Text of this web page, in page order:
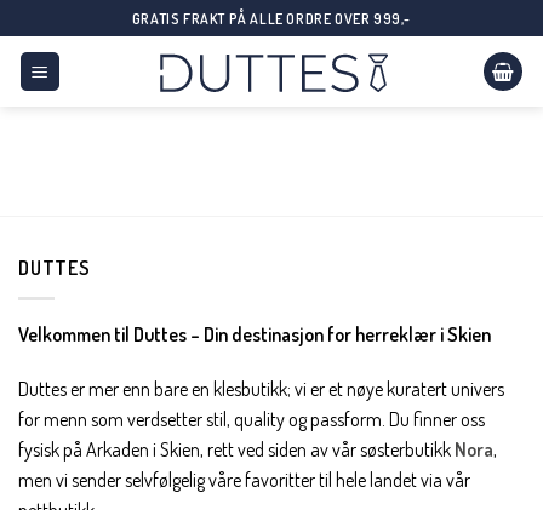
to
content
GRATIS FRAKT PÅ ALLE ORDRE OVER 999,-
DUTTES
Velkommen til Duttes – Din destinasjon for herreklær i Skien
Duttes er mer enn bare en klesbutikk; vi er et nøye kuratert univers
for menn som verdsetter stil, quality og passform. Du finner oss
fysisk på Arkaden i Skien, rett ved siden av vår søsterbutikk Nora,
men vi sender selvfølgelig våre favoritter til hele landet via vår